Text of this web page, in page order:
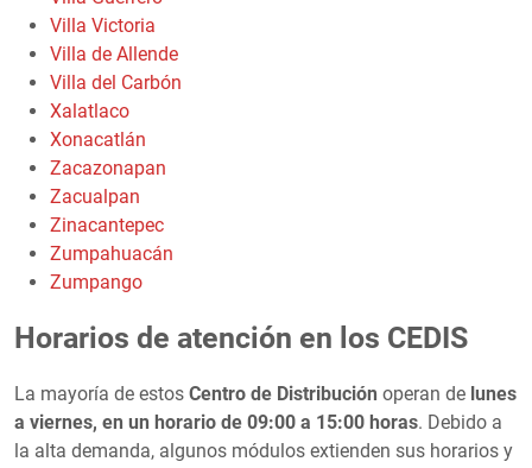
Villa Victoria
Villa de Allende
Villa del Carbón
Xalatlaco
Xonacatlán
Zacazonapan
Zacualpan
Zinacantepec
Zumpahuacán
Zumpango
Horarios de atención en los CEDIS
La mayoría de estos Centro de Distribución operan de lunes
a viernes, en un horario de 09:00 a 15:00 horas. Debido a
la alta demanda, algunos módulos extienden sus horarios y